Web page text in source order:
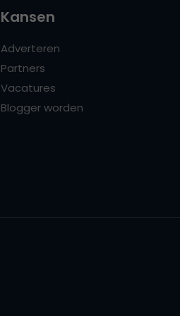
Kansen
Adverteren
Partners
Vacatures
Blogger worden